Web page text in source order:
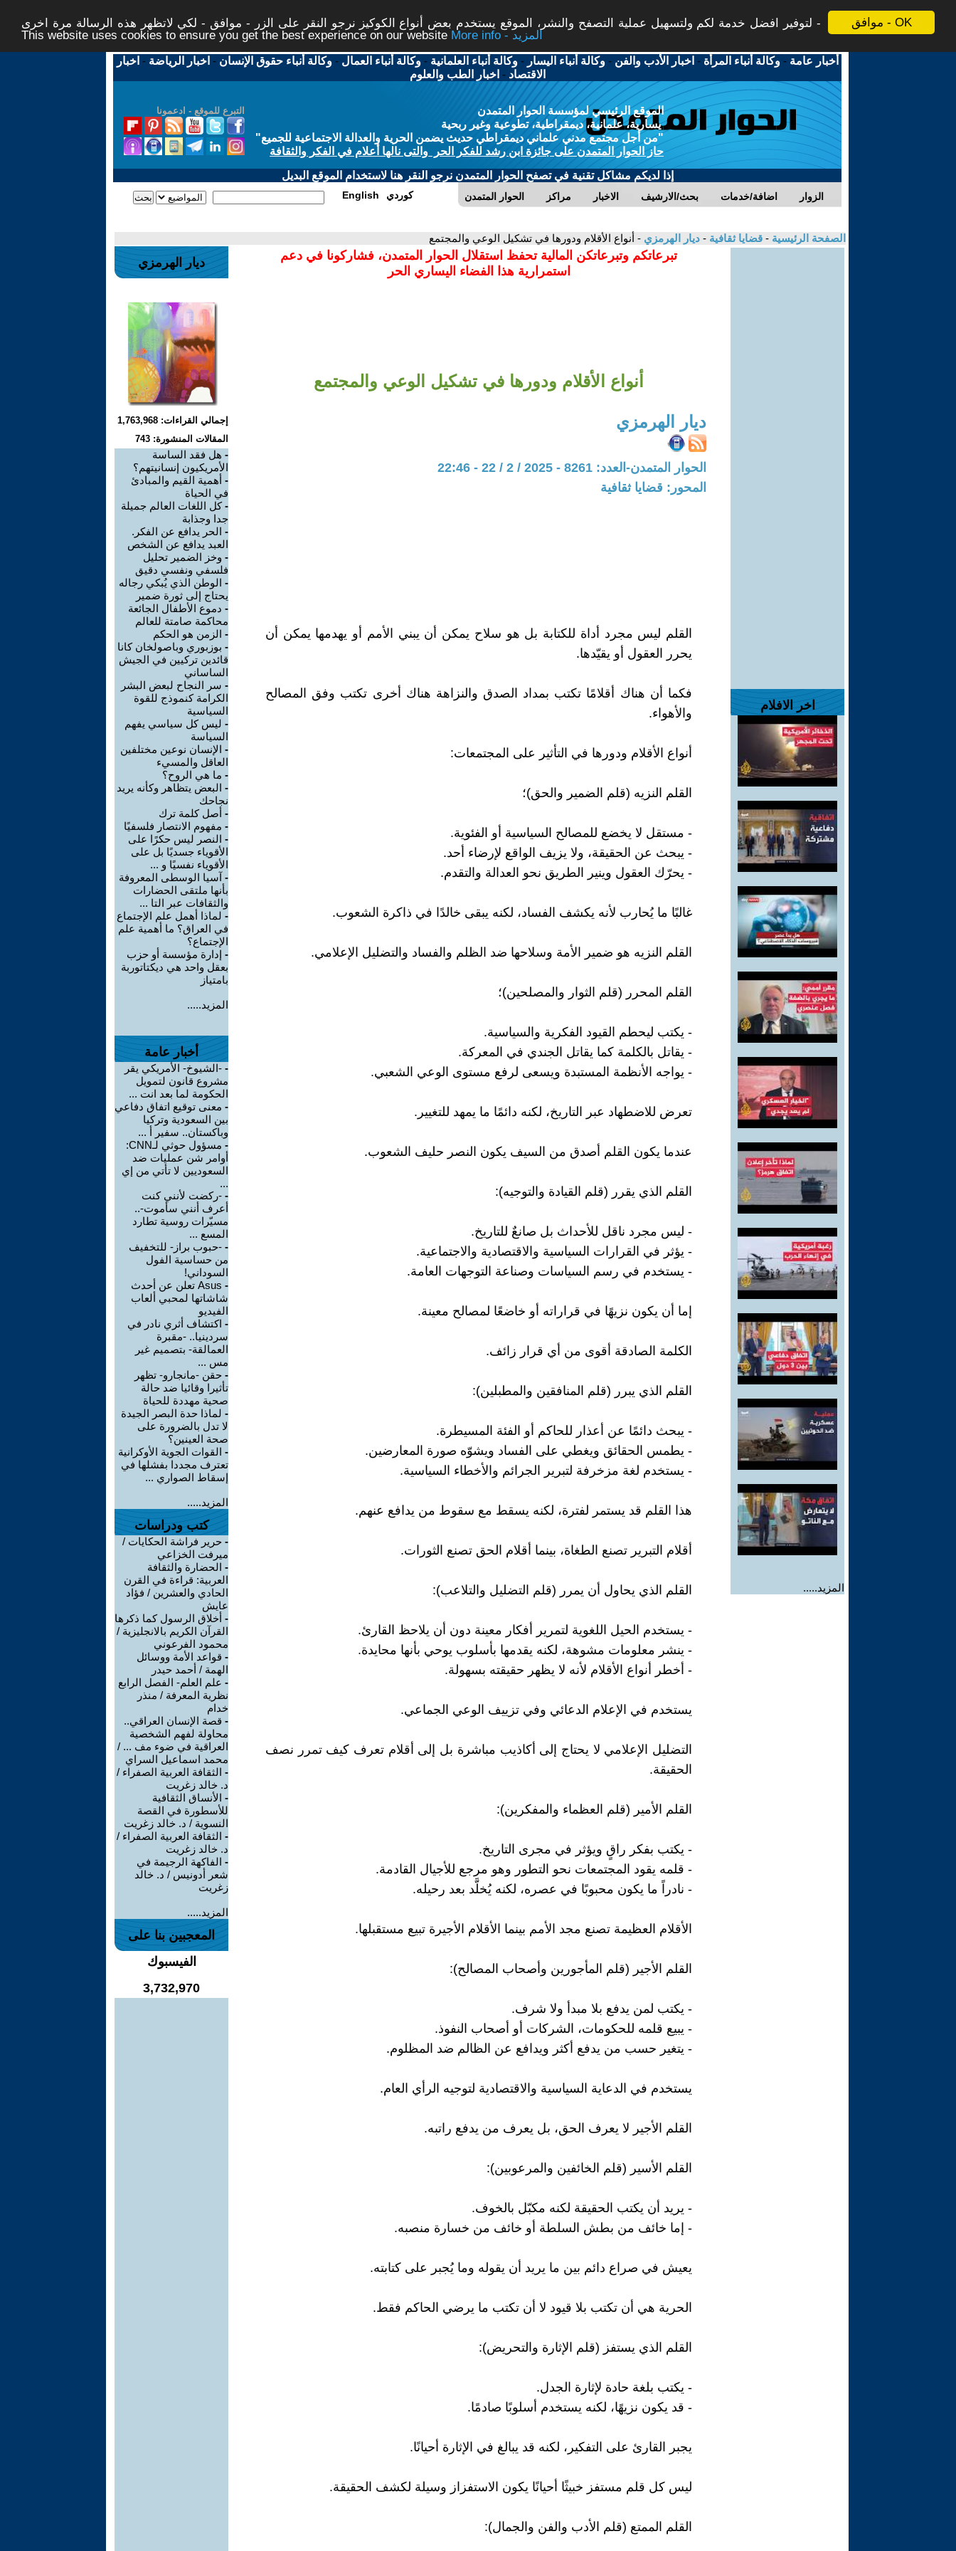
موافق - OK
لتوفير افضل خدمة لكم ولتسهيل عملية التصفح والنشر، الموقع يستخدم بعض أنواع الكوكيز نرجو النقر على الزر - موافق - لكي لاتظهر هذه الرسالة مرة اخرى -
This website uses cookies to ensure you get the best experience on our website
More info - المزيد
أخبار عامة -وكالة أنباء المرأة - اخبار الأدب والفن -وكالة أنباء اليسار -وكالة أنباء العلمانية -وكالة أنباء العمال -وكالة أنباء حقوق الإنسان - اخبار الرياضة - اخبار
الاقتصاد - اخبار الطب والعلوم
التبرع للموقع - ادعمونا
الموقع الرئيسي لمؤسسة الحوار المتمدن
يسارية، علمانية، ديمقراطية، تطوعية وغير ربحية
"من أجل مجتمع مدني علماني ديمقراطي حديث يضمن الحرية والعدالة الاجتماعية للجميع"
حاز الحوار المتمدن على جائزة ابن رشد للفكر الحر والتى نالها أعلام في الفكر والثقافة
إذا لديكم مشاكل تقنية في تصفح الحوار المتمدن نرجو النقر هنا لاستخدام الموقع البديل
الحوار المتمدن مراكز الاخبار بحث/الارشيف اضافة/خدمات الزوار English كوردي
الصفحة الرئيسية - قضايا ثقافية - ديار الهرمزي - أنواع الأقلام ودورها في تشكيل الوعي والمجتمع
اخر الافلام
المزيد.....
تبرعاتكم وتبرعاتكن المالية تحفظ استقلال الحوار المتمدن، فشاركونا في دعم
استمرارية هذا الفضاء اليساري الحر
أنواع الأقلام ودورها في تشكيل الوعي والمجتمع
ديار الهرمزي
الحوار المتمدن-العدد: 8261 - 2025 / 2 / 22 - 22:46
المحور: قضايا ثقافية
القلم ليس مجرد أداة للكتابة بل هو سلاح يمكن أن يبني الأمم أو يهدمها يمكن أن
يحرر العقول أو يقيّدها.
فكما أن هناك أقلامًا تكتب بمداد الصدق والنزاهة هناك أخرى تكتب وفق المصالح
والأهواء.
أنواع الأقلام ودورها في التأثير على المجتمعات:
القلم النزيه (قلم الضمير والحق)؛
- مستقل لا يخضع للمصالح السياسية أو الفئوية.
- يبحث عن الحقيقة، ولا يزيف الواقع لإرضاء أحد.
- يحرّك العقول وينير الطريق نحو العدالة والتقدم.
غالبًا ما يُحارب لأنه يكشف الفساد، لكنه يبقى خالدًا في ذاكرة الشعوب.
القلم النزيه هو ضمير الأمة وسلاحها ضد الظلم والفساد والتضليل الإعلامي.
القلم المحرر (قلم الثوار والمصلحين)؛
- يكتب ليحطم القيود الفكرية والسياسية.
- يقاتل بالكلمة كما يقاتل الجندي في المعركة.
- يواجه الأنظمة المستبدة ويسعى لرفع مستوى الوعي الشعبي.
تعرض للاضطهاد عبر التاريخ، لكنه دائمًا ما يمهد للتغيير.
عندما يكون القلم أصدق من السيف يكون النصر حليف الشعوب.
القلم الذي يقرر (قلم القيادة والتوجيه):
- ليس مجرد ناقل للأحداث بل صانعٌ للتاريخ.
- يؤثر في القرارات السياسية والاقتصادية والاجتماعية.
- يستخدم في رسم السياسات وصناعة التوجهات العامة.
إما أن يكون نزيهًا في قراراته أو خاضعًا لمصالح معينة.
الكلمة الصادقة أقوى من أي قرار زائف.
القلم الذي يبرر (قلم المنافقين والمطبلين):
- يبحث دائمًا عن أعذار للحاكم أو الفئة المسيطرة.
- يطمس الحقائق ويغطي على الفساد ويشوّه صورة المعارضين.
- يستخدم لغة مزخرفة لتبرير الجرائم والأخطاء السياسية.
هذا القلم قد يستمر لفترة، لكنه يسقط مع سقوط من يدافع عنهم.
أقلام التبرير تصنع الطغاة، بينما أقلام الحق تصنع الثورات.
القلم الذي يحاول أن يمرر (قلم التضليل والتلاعب):
- يستخدم الحيل اللغوية لتمرير أفكار معينة دون أن يلاحظ القارئ.
- ينشر معلومات مشوهة، لكنه يقدمها بأسلوب يوحي بأنها محايدة.
- أخطر أنواع الأقلام لأنه لا يظهر حقيقته بسهولة.
يستخدم في الإعلام الدعائي وفي تزييف الوعي الجماعي.
التضليل الإعلامي لا يحتاج إلى أكاذيب مباشرة بل إلى أقلام تعرف كيف تمرر نصف
الحقيقة.
القلم الأمير (قلم العظماء والمفكرين):
- يكتب بفكر راقٍ ويؤثر في مجرى التاريخ.
- قلمه يقود المجتمعات نحو التطور وهو مرجع للأجيال القادمة.
- نادراً ما يكون محبوبًا في عصره، لكنه يُخلَّد بعد رحيله.
الأقلام العظيمة تصنع مجد الأمم بينما الأقلام الأجيرة تبيع مستقبلها.
القلم الأجير (قلم المأجورين وأصحاب المصالح):
- يكتب لمن يدفع بلا مبدأ ولا شرف.
- يبيع قلمه للحكومات، الشركات أو أصحاب النفوذ.
- يتغير حسب من يدفع أكثر ويدافع عن الظالم ضد المظلوم.
يستخدم في الدعاية السياسية والاقتصادية لتوجيه الرأي العام.
القلم الأجير لا يعرف الحق، بل يعرف من يدفع راتبه.
القلم الأسير (قلم الخائفين والمرعوبين):
- يريد أن يكتب الحقيقة لكنه مكبّل بالخوف.
- إما خائف من بطش السلطة أو خائف من خسارة منصبه.
يعيش في صراع دائم بين ما يريد أن يقوله وما يُجبر على كتابته.
الحرية هي أن تكتب بلا قيود لا أن تكتب ما يرضي الحاكم فقط.
القلم الذي يستفز (قلم الإثارة والتحريض):
- يكتب بلغة حادة لإثارة الجدل.
- قد يكون نزيهًا، لكنه يستخدم أسلوبًا صادمًا.
يجبر القارئ على التفكير، لكنه قد يبالغ في الإثارة أحيانًا.
ليس كل قلم مستفز خبيثًا أحيانًا يكون الاستفزاز وسيلة لكشف الحقيقة.
القلم الممتع (قلم الأدب والفن والجمال):
ديار الهرمزي
إجمالي القراءات: 1,763,968
المقالات المنشورة: 743
- هل فقد الساسة
الأمريكيون إنسانيتهم؟
- أهمية القيم والمبادئ
في الحياة
-كل اللغات العالم جميلة
جدا وجذابة
- الحر يدافع عن الفكر.
العبد يدافع عن الشخص
- وخز الضمير تحليل
فلسفي ونفسي دقيق
- الوطن الذي يُبكي رجاله
يحتاج إلى ثورة ضمير
- دموع الأطفال الجائعة
محاكمة صامتة للعالم
- الزمن هو الحكم
- بوزبوري وباصولخان كانا
قائدين تركيين في الجيش
الساساني
- سر النجاح لبعض البشر
الكرامة كنموذج للقوة
السياسية
- ليس كل سياسي يفهم
السياسة
- الإنسان نوعين مختلفين
العاقل والمسيء
- ما هي الروح؟
- البعض يتظاهر وكأنه يريد
نجاحك
- أصل كلمة ترك
- مفهوم الانتصار فلسفيًا
- النصر ليس حكرًا على
الأقوياء جسديًا بل على
الأقوياء نفسيًا و ...
- آسيا الوسطى المعروفة
بأنها ملتقى الحضارات
والثقافات عبر التا ...
- لماذا أهمل علم الإجتماع
في العراق؟ ما أهمية علم
الإجتماع؟
- إدارة مؤسسة أو حزب
بعقل واحد هي ديكتاتوربة
بامتياز
المزيد.....
أخبار عامة
- -الشيوخ- الأمريكي يقر
مشروع قانون لتمويل
الحكومة لما بعد انت ...
- معنى توقيع اتفاق دفاعي
بين السعودية وتركيا
وباكستان.. سفير أ ...
-
مسؤول حوثي لـCNN:
أوامر شن عمليات ضد
السعوديين لا تأتي من إي
...
- -ركضت لأنني كنت
أعرف أنني سأموت-..
مسيّرات روسية تطارد
المسع ...
- -حبوب براز- للتخفيف
من حساسية الفول
السوداني!
-
Asus تعلن عن أحدث
شاشاتها لمحبي ألعاب
الفيديو
- اكتشاف أثري نادر في
سردينيا.. -مقبرة
العمالقة- بتصميم غير
مس ...
- حقن -مانجارو- تظهر
تأثيرا وقائيا ضد حالة
صحية مهددة للحياة
- لماذا حدة البصر الجيدة
لا تدل بالضرورة على
صحة العينين؟
- القوات الجوية الأوكرانية
تعترف مجددا بفشلها في
إسقاط الصواري ...
المزيد.....
كتب ودراسات
- حرير فراشة الحكايات /
ميرفت الخزاعي
- الحضارة والثقافة
العربية: قراءة في القرن
الحادي والعشرين / فؤاد
عايش
- أخلاق الرسول كما ذكرها
القرآن الكريم بالانجليزية /
محمود الفرعوني
- قواعد الأمة ووسائل
الهمة / أحمد حيدر
- علم العلم- الفصل الرابع
نظرية المعرفة / منذر
خدام
- قصة الإنسان العراقي..
محاولة لفهم الشخصية
العراقية في ضوء مف ... /
محمد اسماعيل السراي
- الثقافة العربية الصفراء /
د. خالد زغريت
- الأنساق الثقافية
للأسطورة في القصة
النسوية / د. خالد زغريت
- الثقافة العربية الصفراء /
د. خالد زغريت
- الفاكهة الرجيمة في
شعر أدونيس / د. خالد
زغريت
المزيد.....
المعجبين بنا على
الفيسبوك
3,732,970